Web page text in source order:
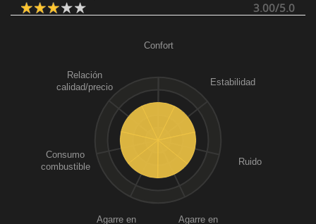
3.00/5.0
Confort
Estabilidad
Ruido
Agarre en
Agarre en
Consumo
combustible
Relación
calidad/precio